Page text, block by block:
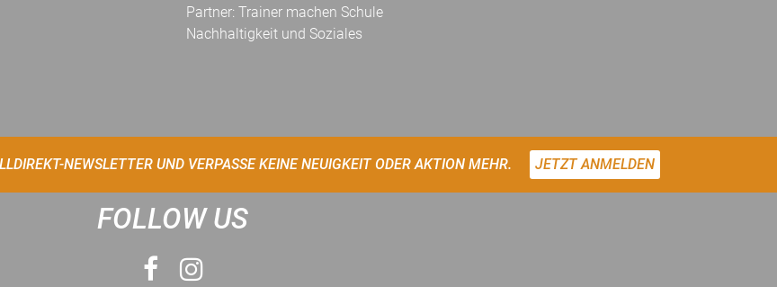
Partner: Trainer machen Schule
Nachhaltigkeit und Soziales
NEWSLETTER UND VERPASSE KEINE NEUIGKEIT ODER AKTION MEHR. JETZT ANMELDEN
FOLLOW US